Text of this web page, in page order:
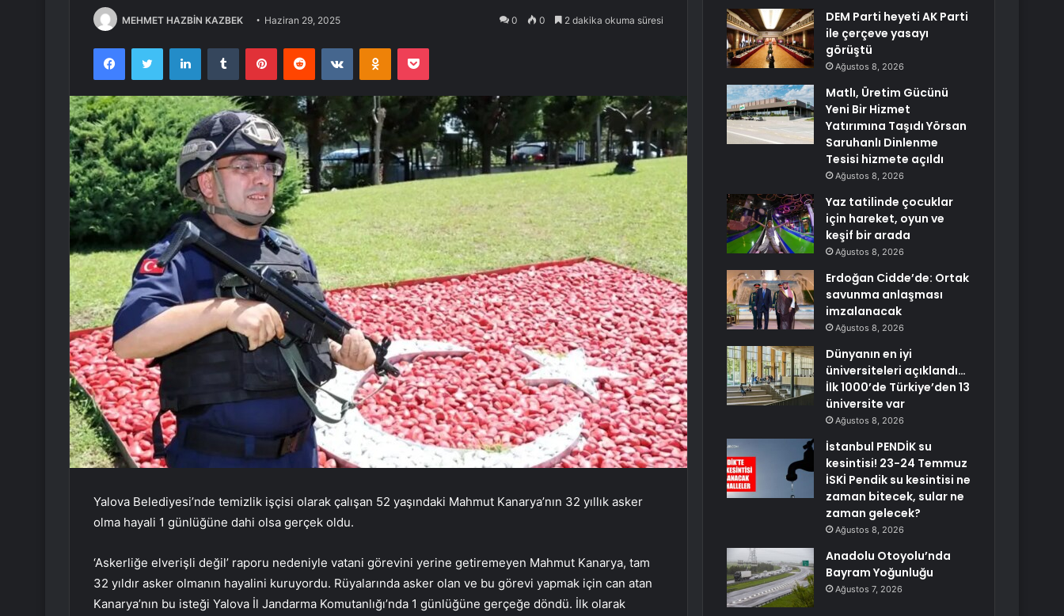
MEHMET HAZBİN KAZBEK Haziran 29, 2025 0 0 2 dakika okuma süresi
FacebookTwitter LinkedInTumblr PinterestReddit VKontakteOdnoklassniki
Pocket
Yalova Belediyesi’nde temizlik işçisi olarak çalışan 52 yaşındaki Mahmut Kanarya’nın 32 yıllık asker
olma hayali 1 günlüğüne dahi olsa gerçek oldu.
‘Askerliğe elverişli değil’ raporu nedeniyle vatani görevini yerine getiremeyen Mahmut Kanarya, tam
32 yıldır asker olmanın hayalini kuruyordu. Rüyalarında asker olan ve bu görevi yapmak için can atan
Kanarya’nın bu isteği Yalova İl Jandarma Komutanlığı’nda 1 günlüğüne gerçeğe döndü. İlk olarak
DEM Parti heyeti AK Parti
ile çerçeve yasayı
görüştü
Ağustos 8, 2026
Matlı, Üretim Gücünü
Yeni Bir Hizmet
Yatırımına Taşıdı Yörsan
Saruhanlı Dinlenme
Tesisi hizmete açıldı
Ağustos 8, 2026
Yaz tatilinde çocuklar
için hareket, oyun ve
keşif bir arada
Ağustos 8, 2026
Erdoğan Cidde’de: Ortak
savunma anlaşması
imzalanacak
Ağustos 8, 2026
Dünyanın en iyi
üniversiteleri açıklandı…
İlk 1000’de Türkiye’den 13
üniversite var
Ağustos 8, 2026
İstanbul PENDİK su
kesintisi! 23-24 Temmuz
İSKİ Pendik su kesintisi ne
zaman bitecek, sular ne
zaman gelecek?
Ağustos 8, 2026
Anadolu Otoyolu’nda
Bayram Yoğunluğu
Ağustos 7, 2026